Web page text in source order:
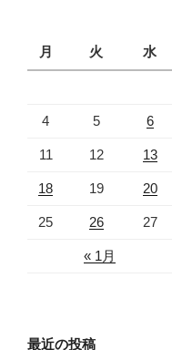
月
火 水
« 1月
4 5 6
11 12 13
18 19 20
25 26 27
最近の投稿